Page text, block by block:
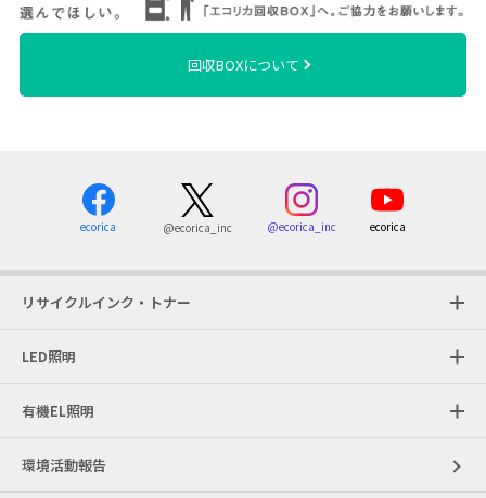
回収BOXについて
ecorica @ecorica_inc @ecorica_inc ecorica
リサイクルインク・トナー
LED照明
有機EL照明
環境活動報告